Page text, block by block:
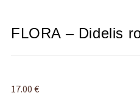
FLORA – Didelis
17.00€